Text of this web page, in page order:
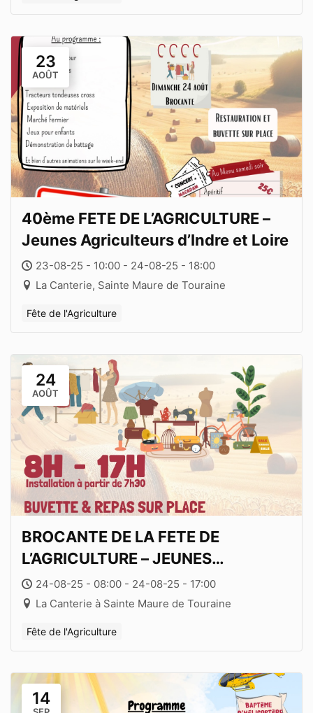
23
AOÛT
40ème FETE DE L’AGRICULTURE –
Jeunes Agriculteurs d’Indre et Loire
23-08-25 - 10:00 - 24-08-25 - 18:00
La Canterie, Sainte Maure de Touraine
Fête de l'Agriculture
24
AOÛT
BROCANTE DE LA FETE DE
L’AGRICULTURE – JEUNES
AGRICULTEURS D’INDRE ET LOIRE
24-08-25 - 08:00 - 24-08-25 - 17:00
La Canterie à Sainte Maure de Touraine
Fête de l'Agriculture
14